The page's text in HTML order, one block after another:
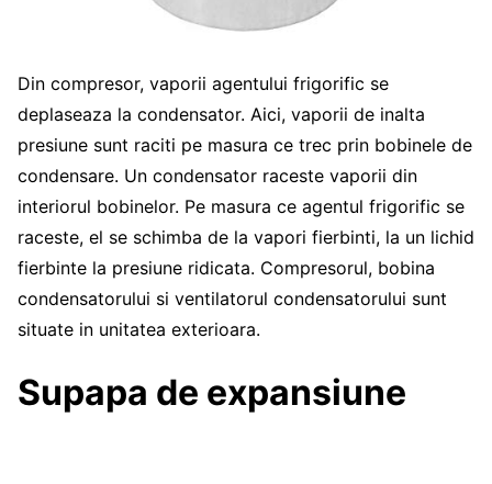
Din compresor, vaporii agentului frigorific se
deplaseaza la condensator. Aici, vaporii de inalta
presiune sunt raciti pe masura ce trec prin bobinele de
condensare. Un condensator raceste vaporii din
interiorul bobinelor. Pe masura ce agentul frigorific se
raceste, el se schimba de la vapori fierbinti, la un lichid
fierbinte la presiune ridicata. Compresorul, bobina
condensatorului si ventilatorul condensatorului sunt
situate in unitatea exterioara.
Supapa de expansiune